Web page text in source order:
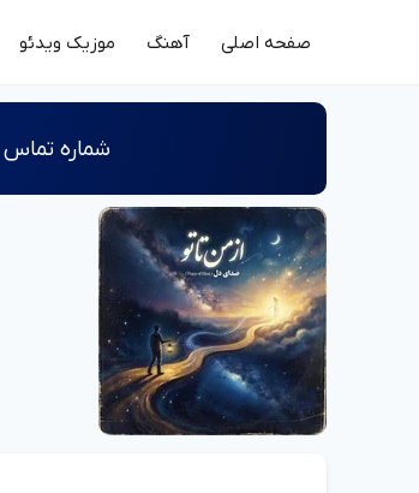
صفحه اصلی آهنگ موزیک ویدئو
شماره‌